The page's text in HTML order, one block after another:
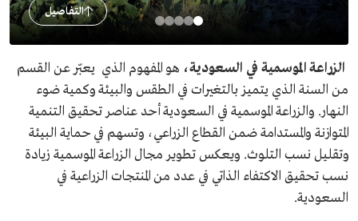
التفاصيل
الزراعة الموسمية في السعودية، هو المفهوم الذي يعبّر عن القسم
من السنة الذي يتميز بالتغيرات في الطقس والبيئة وكمية ضوء
النهار. والزراعة الموسمية في السعودية أحد عناصر تحقيق التنمية
المتوازنة والمستدامة ضمن القطاع الزراعي، وتسهم في حماية البيئة
وتقليل نسب التلوث. ويعكس تطوير مجال الزراعة الموسمية زيادة
نسب تحقيق الاكتفاء الذاتي في عدد من المنتجات الزراعية في
السعودية.